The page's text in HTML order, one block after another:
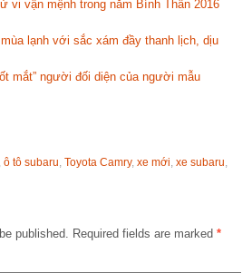
vi vận mệnh trong năm Bính Thân 2016
lạnh với sắc xám đầy thanh lịch, dịu
mắt” người đối diện của người mẫu
, ô tô subaru, Toyota Camry, xe mới, xe subaru,
published. Required fields are marked *